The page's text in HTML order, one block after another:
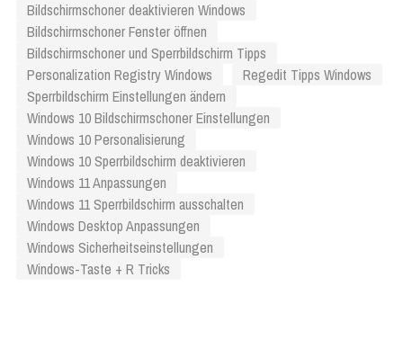
Bildschirmschoner deaktivieren Windows
Bildschirmschoner Fenster öffnen
Bildschirmschoner und Sperrbildschirm Tipps
Personalization Registry Windows
Regedit Tipps Windows
Sperrbildschirm Einstellungen ändern
Windows 10 Bildschirmschoner Einstellungen
Windows 10 Personalisierung
Windows 10 Sperrbildschirm deaktivieren
Windows 11 Anpassungen
Windows 11 Sperrbildschirm ausschalten
Windows Desktop Anpassungen
Windows Sicherheitseinstellungen
Windows-Taste + R Tricks